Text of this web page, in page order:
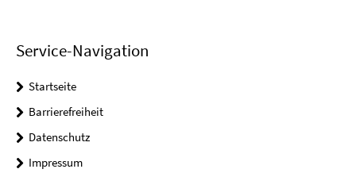
Service-Navigation
Startseite
Barrierefreiheit
Datenschutz
Impressum